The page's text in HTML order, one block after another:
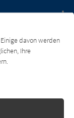
Newsletter
davon werden
Ihre